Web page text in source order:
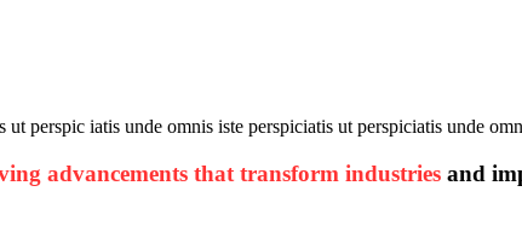
ut perspic iatis unde omnis iste perspiciatis ut perspiciatis unde
advancements that transform industries and